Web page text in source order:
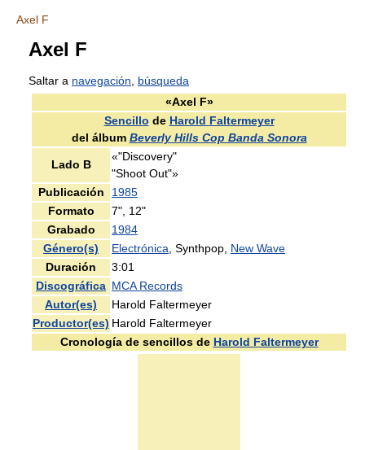
Axel F
Axel F
Saltar a navegación
búsqueda
«Axel F»
Sencillo de Harold Faltermeyer
del álbum Beverly Hills Cop Banda Sonora
Lado B
«"Discovery"
"Shoot Out"»
Publicación
1985
Formato
7", 12"
Grabado
1984
Género(s)
Electrónica , Synthpop, New Wave
Duración
3:01
Discográfica MCA Records
Autor(es)
Harold Faltermeyer
Productor(es) Harold Faltermeyer
Cronología de sencillos de Harold Faltermeyer